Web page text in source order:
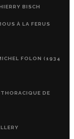
BISCH
À LA FERUS
FOLON (1934
DE